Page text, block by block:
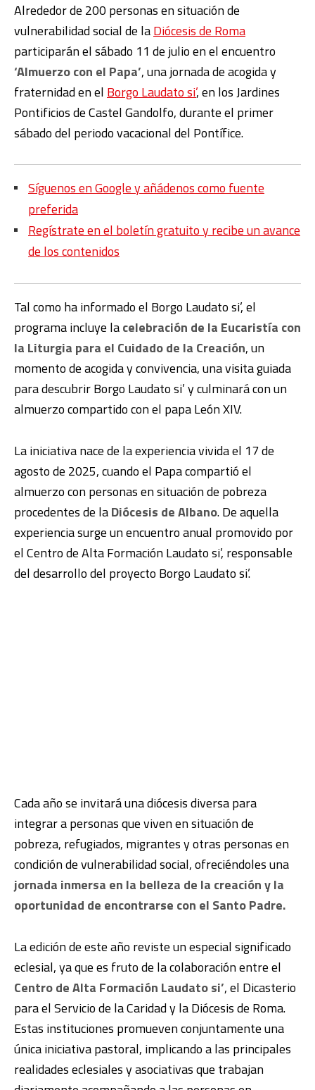
Alrededor de 200 personas en situación de
vulnerabilidad social de laDiócesis de Roma
participarán el sábado 11 de julio en el encuentro
‘Almuerzo con el Papa’, una jornada de acogida y
fraternidad en el Borgo Laudato si’, en los Jardines
Pontificios de Castel Gandolfo, durante el primer
sábado del periodo vacacional del Pontífice.
Síguenos en Google y añádenos como fuente
preferida
Regístrate en el boletín gratuito y recibe un avance
de los contenidos
Tal como ha informado el Borgo Laudato si’, el
programa incluye lacelebración de la Eucaristía con
la Liturgia para el Cuidado de la Creación, un
momento de acogida y convivencia, una visita guiada
para descubrir Borgo Laudato si’ y culminará con un
almuerzo compartido con el papa León XIV.
La iniciativa nace de la experiencia vivida el 17 de
agosto de 2025, cuando el Papa compartió el
almuerzo con personas en situación de pobreza
procedentes de laDiócesis de Albano. De aquella
experiencia surge un encuentro anual promovido por
el Centro de Alta Formación Laudato si’, responsable
del desarrollo del proyecto Borgo Laudato si’.
Cada año se invitará una diócesis diversa para
integrar a personas que viven en situación de
pobreza, refugiados, migrantes y otras personas en
condición de vulnerabilidad social, ofreciéndoles una
jornada inmersa en la belleza de la creación y la
oportunidad de encontrarse con el Santo Padre.
La edición de este año reviste un especial significado
eclesial, ya que es fruto de la colaboración entre el
Centro de Alta Formación Laudato si’, el Dicasterio
para el Servicio de la Caridad y la Diócesis de Roma.
Estas instituciones promueven conjuntamente una
única iniciativa pastoral, implicando a las principales
realidades eclesiales y asociativas que trabajan